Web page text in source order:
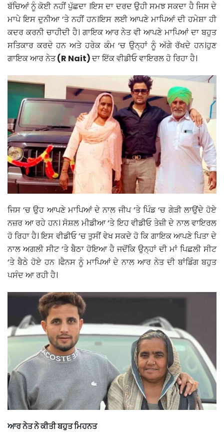
ਬੱਚਿਆਂ ਨੂੰ ਕੋਈ ਨਹੀਂ ਪੁੱਛਦਾ ।ਇਸ ਦਾ ਦਰਦ ਉਹੀ ਸਮਝ ਸਕਦਾ ਹੈ ਜਿਸ ਦੇ
ਮਾਪੇ ਇਸ ਦੁਨੀਆ ‘ਤੇ ਨਹੀਂ ਹਨ।ਇਸ ਲਈ ਆਪਣੇ ਮਾਪਿਆਂ ਦੀ ਹਮੇਸ਼ਾ ਹੀ
ਕਦਰ ਕਰਨੀ ਚਾਹੀਦੀ ਹੈ। ਗਾਇਕ ਆਰ ਨੇਤ ਵੀ ਆਪਣੇ ਮਾਪਿਆਂ ਦਾ ਬਹੁਤ
ਸਤਿਕਾਰ ਕਰਦੇ ਹਨ ਅਤੇ ਹਰੇਕ ਕੰਮ ‘ਚ ਉਨ੍ਹਾਂ ਨੂੰ ਅੱਗੇ ਰੱਖਦੇ ਹਨ।ਹੁਣ
ਗਾਇਕ ਆਰ ਨੇਤ(R Nait)ਦਾ ਇੱਕ ਵੀਡੀਓ ਵਾਇਰਲ ਹੋ ਰਿਹਾ ਹੈ।
ਜਿਸ ‘ਚ ਉਹ ਆਪਣੇ ਮਾਪਿਆਂ ਦੇ ਨਾਲ ਜੀਪ ‘ਤੇ ਪਿੰਡ ‘ਚ ਗੇੜੀ ਲਾਉਂਦੇ ਹੋਏ
ਨਜ਼ਰ ਆ ਰਹੇ ਹਨ। ਸੋਸ਼ਲ ਮੀਡੀਆ ‘ਤੇ ਇਹ ਵੀਡੀਓ ਤੇਜ਼ੀ ਦੇ ਨਾਲ ਵਾਇਰਲ
ਹੋ ਰਿਹਾ ਹੈ। ਇਸ ਵੀਡੀਓ ‘ਚ ਤੁਸੀਂ ਵੇਖ ਸਕਦੇ ਹੋ ਕਿ ਗਾਇਕ ਆਪਣੇ ਪਿਤਾ ਦੇ
ਨਾਲ ਅਗਲੀ ਸੀਟ ‘ਤੇ ਬੈਠਾ ਹੋਇਆ ਹੈ ਜਦੋਂਕਿ ਉਨ੍ਹਾਂ ਦੀ ਮਾਂ ਪਿਛਲੀ ਸੀਟ
‘ਤੇ ਬੈਠੇ ਹੋਏ ਹਨ ।ਫੈਨਸ ਨੂੰ ਮਾਪਿਆਂ ਦੇ ਨਾਲ ਆਰ ਨੇਤ ਦੀ ਬਾਂਡਿੰਗ ਬਹੁਤ
ਪਸੰਦ ਆ ਰਹੀ ਹੈ।
ਆਰ ਨੇਤ ਨੇ ਕੀਤੀ ਬਹੁਤ ਮਿਹਨਤ